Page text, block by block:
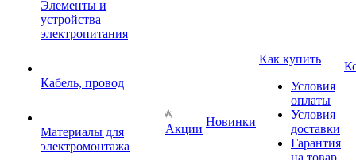
Элементы и
устройства
электропитания
Кабель, провод
Материалы для
электромонтажа
Акции
Новинки
Как купить
Условия
оплаты
Условия
доставки
Гарантия
на товар